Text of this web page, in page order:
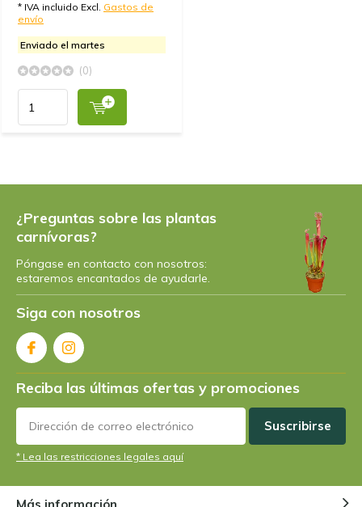
* IVA incluido Excl. Gastos de
envío
Enviado el martes
(0)
¿Preguntas sobre las plantas
carnívoras?
Póngase en contacto con nosotros:
estaremos encantados de ayudarle.
Siga con nosotros
Reciba las últimas ofertas y promociones
Suscribirse
* Lea las restricciones legales aquí